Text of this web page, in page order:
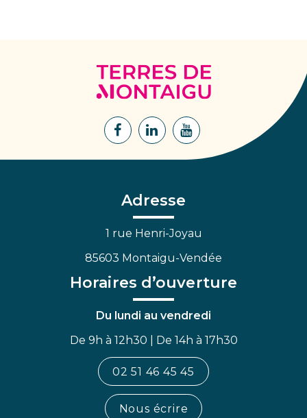
Terres
de
Montaigu
Lien
Facebook
Lien
Lien
Adresse
1 rue Henri-Joyau
85603 Montaigu-Vendée
Horaires d’ouverture
Du lundi au vendredi
De 9h à 12h30 | De 14h à 17h30
02 51 46 45 45
Nous écrire